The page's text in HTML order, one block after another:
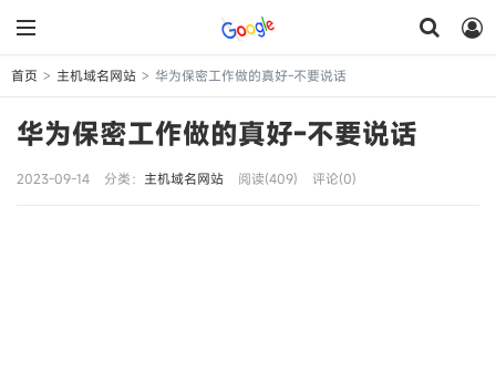
首页 > 主机域名网站 > 华为保密工作做的真好-不要说话
华为保密工作做的真好-不要说话
2023-09-14 分类： 主机域名网站 阅读(409) 评论(0)